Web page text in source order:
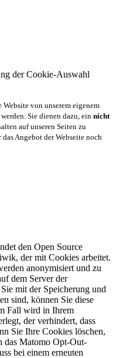
der Cookie-Auswahl
von unserem eigenem
Sie dienen dazu, ein nicht
auf unseren Seiten zu
Angebot der Webseite noch
den Open Source
der mit Cookies arbeitet.
anonymisiert und zu
dem Server der
mit der Speicherung und
sind, können Sie diese
Fall wird in Ihrem
der verhindert, dass
Sie Ihre Cookies löschen,
das Matomo Opt-Out-
bei einem erneuten